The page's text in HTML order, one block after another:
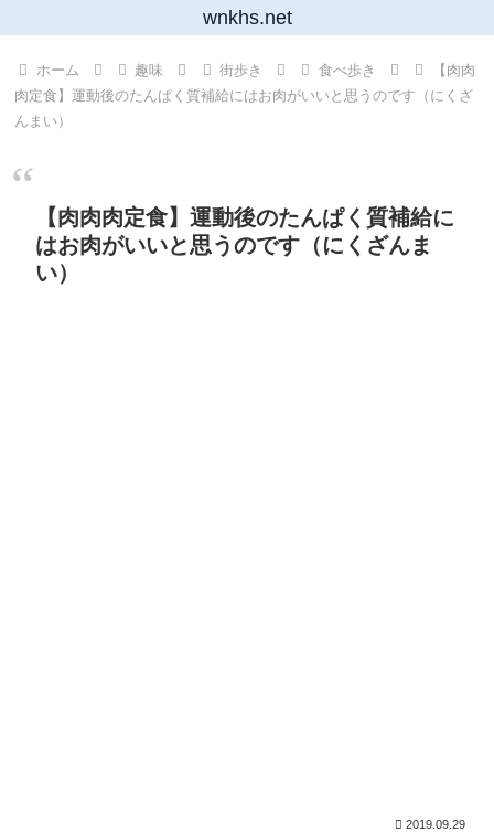
wnkhs.net
ホーム 趣味 街歩き 食べ歩き
【肉肉
肉定食】運動後のたんぱく質補給にはお肉がいいと思うのです（にくざ
んまい）
【肉肉肉定食】運動後のたんぱく質補給に
はお肉がいいと思うのです（にくざんま
い）
2019.09.29